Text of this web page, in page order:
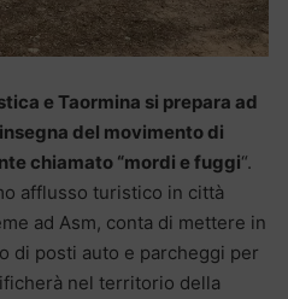
e Taormina si prepara ad
del movimento di
chiamato “mordi e fuggi“.
afflusso turistico in città
ad Asm, conta di mettere in
di posti auto e parcheggi per
nel territorio della